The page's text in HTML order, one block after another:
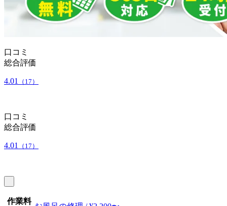
口コミ
総合評価
4.01 （17）
口コミ
総合評価
4.01 （17）
作業料